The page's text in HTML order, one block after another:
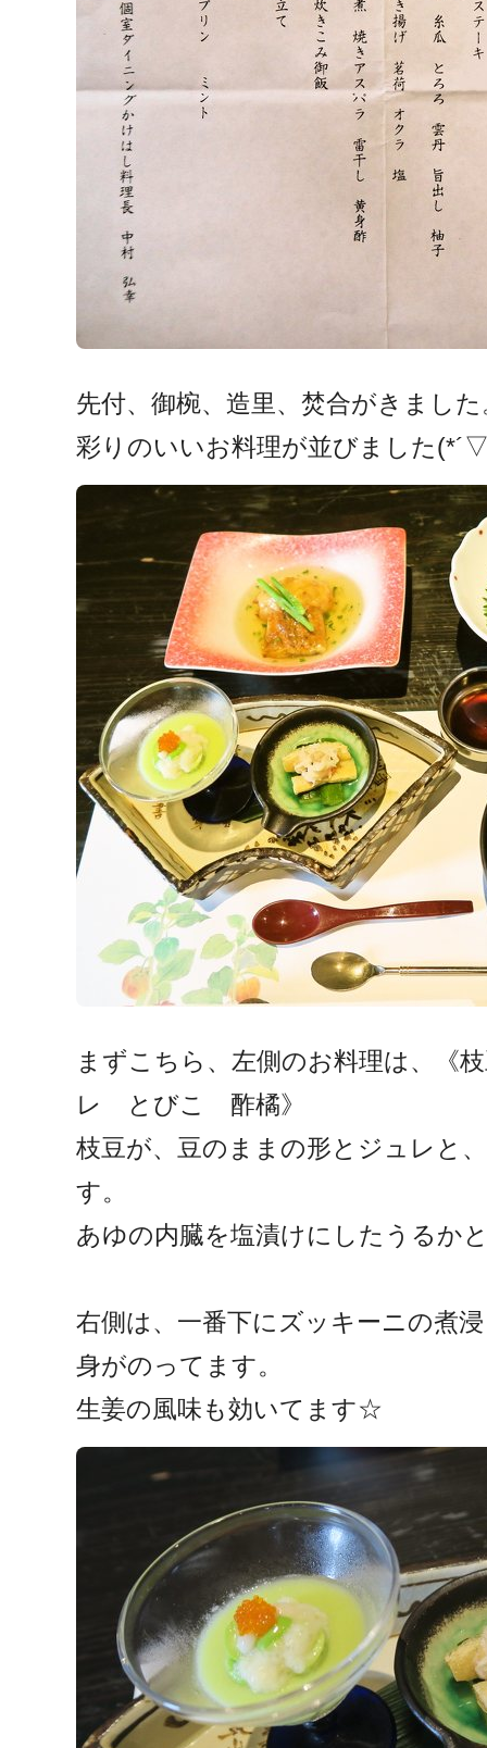
先付、御椀、造里、焚合がきました
彩りのいいお料理が並びました
まずこちら、左側のお料理は、《
レ とびこ 酢橘》
枝豆が、豆のままの形とジュレと
す。
あゆの内臓を塩漬けにしたうるか
右側は、一番下にズッキーニの煮
身がのってます。
生姜の風味も効いてます☆